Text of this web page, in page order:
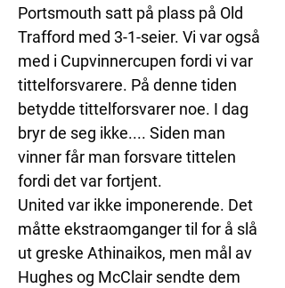
Portsmouth satt på plass på Old
Trafford med 3-1-seier. Vi var også
med i Cupvinnercupen fordi vi var
tittelforsvarere. På denne tiden
betydde tittelforsvarer noe. I dag
bryr de seg ikke.... Siden man
vinner får man forsvare tittelen
fordi det var fortjent.
United var ikke imponerende. Det
måtte ekstraomganger til for å slå
ut greske Athinaikos, men mål av
Hughes og McClair sendte dem